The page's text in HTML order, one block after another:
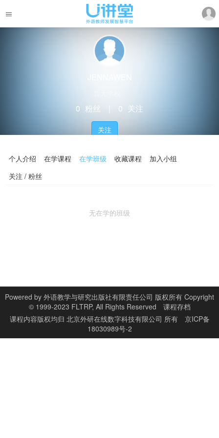
0 粉丝 0 关注
关注
个人介绍 在学课程 在学班级 收藏课程
加入小组
关注 / 粉丝
无在学的班级
Powered by 外语教学与研究出版社有限责任公司 版权所有 Copyright
© 1999-2023 FLTRP, All Rights Reserved
课程存档
课程内容版权均归 北京外研在线数字科技有限公司 所有
京ICP备
18030989号-2